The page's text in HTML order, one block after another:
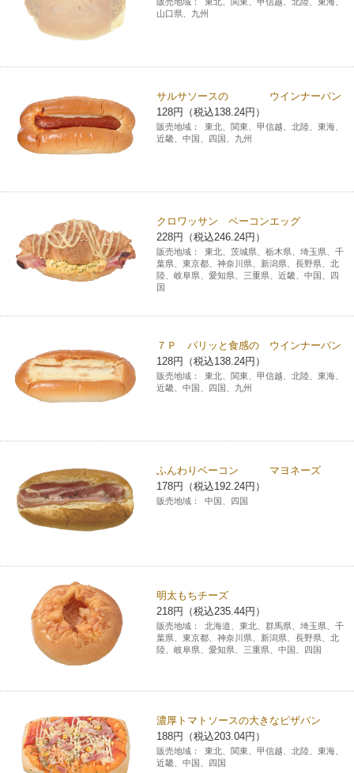
山口県、九州
サルサソースの ウインナーパン
128円（税込138.24円）
販売地域：
東北、関東、甲信越、北陸、東海、
近畿、中国、四国、九州
クロワッサン ベーコンエッグ
228円（税込246.24円）
販売地域：
東北、茨城県、栃木県、埼玉県、千
葉県、東京都、神奈川県、新潟県、長野県、北
陸、岐阜県、愛知県、三重県、近畿、中国、四
国
７Ｐ パリッと食感の ウインナーパン
128円（税込138.24円）
販売地域：
東北、関東、甲信越、北陸、東海、
近畿、中国、四国、九州
ふんわりベーコン マヨネーズ
178円（税込192.24円）
販売地域： 中国、四国
明太もちチーズ
218円（税込235.44円）
販売地域：
北海道、東北、群馬県、埼玉県、千
葉県、東京都、神奈川県、新潟県、長野県、北
陸、岐阜県、愛知県、三重県、中国、四国
濃厚トマトソースの大きなピザパン
188円（税込203.04円）
販売地域：
東北、関東、甲信越、北陸、東海、
近畿、中国、四国